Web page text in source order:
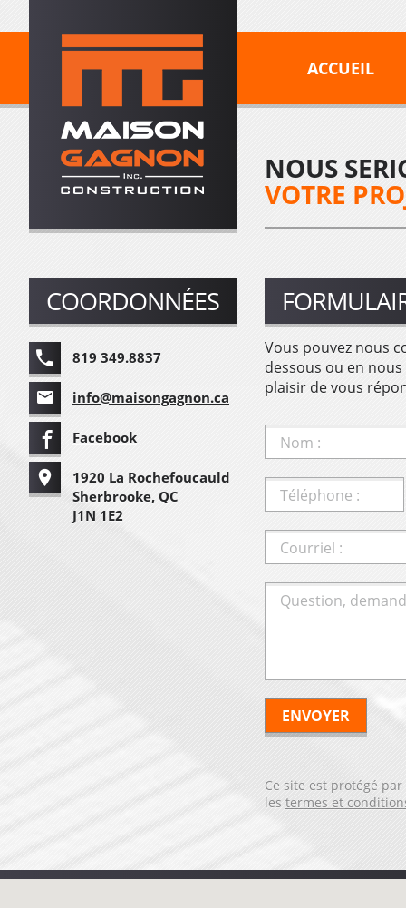
ACCUEIL
NOUS
VOTRE
COORDONNÉES
819 349.8837
info@maisongagnon.ca
Facebook
1920 La Rochefoucauld
Sherbrooke, QC
J1N 1E2
Vous pouvez nous
dessous ou en
plaisir de vous
Nom :
Téléphone :
Courriel :
Question,
Ce site est protégé par
les termes et